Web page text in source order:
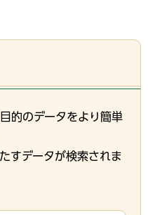
的のデータをより簡単
すデータが検索されま